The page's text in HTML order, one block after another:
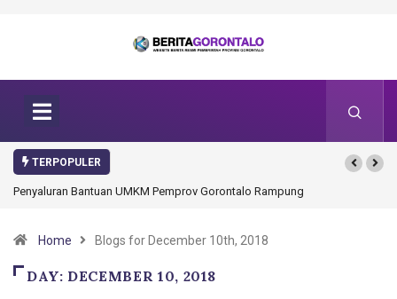
TERPOPULER
Gorontalo Ikut Dukung Program SMA Unggul Garuda Transformasi 2025
Home Blogs for December 10th, 2018
DAY: DECEMBER 10, 2018